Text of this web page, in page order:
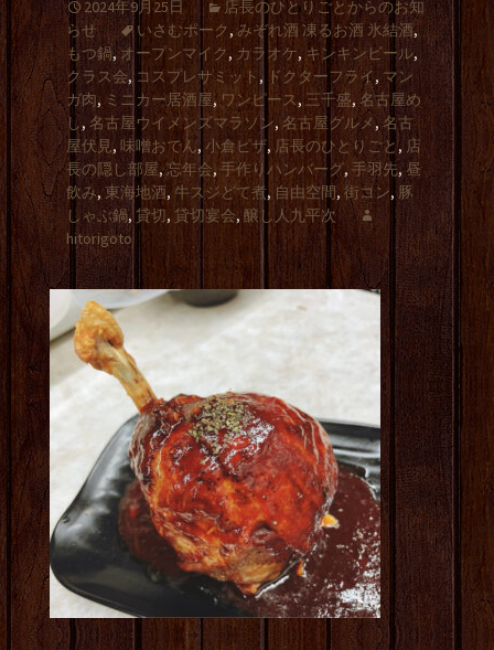
2024年9月25日
店長のひとりごとからのお知
らせ
いさむポーク, みぞれ酒 凍るお酒 氷結酒,
もつ鍋, オープンマイク, カラオケ, キンキンビール,
クラス会,コスプレサミット , ドクターフライ, マン
ガ肉, ミニカー居酒屋, ワンピース, 三千盛, 名古屋め
し, 名古屋ウイメンズマラソン, 名古屋グルメ,名古
屋伏見, 味噌おでん, 小倉ピザ,店長のひとりごと, 店
長の隠し部屋,忘年会, 手作りハンバーグ, 手羽先,昼
飲み, 東海地酒, 牛スジどて煮, 自由空間,街コン, 豚
しゃぶ鍋,貸切, 貸切宴会, 醸し人九平次
hitorigoto